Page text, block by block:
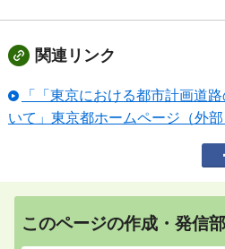
関連リンク
「「東京における都市計画道
いて」東京都ホームページ（外
このページの作成・発信